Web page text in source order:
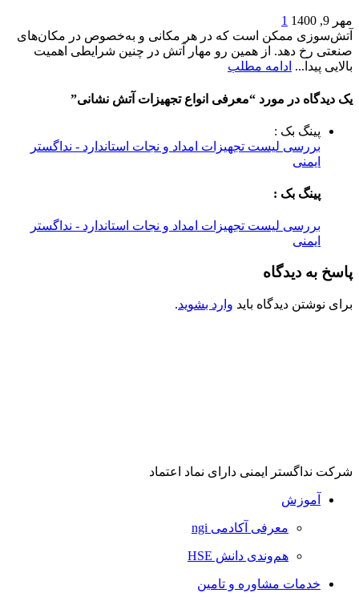
مهر 9, 1400
1
آتش‌سوزی ممکن است که در هر مکانی و به‌خصوص در مکان‌های
صنعتی رخ دهد. از همین رو مهار آتش در چنین شرایطی اهمیت
بالایی پیدا... ادامه مطلب
یک دیدگاه در مورد “معرفی انواع تجهیزات آتش نشانی”
پینگ بک :
بررسی لیست تجهیزات امداد و نجات استاندارد - نداگستر
ایمنی
پینگ بک :
بررسی لیست تجهیزات امداد و نجات استاندارد - نداگستر
ایمنی
پاسخ به دیدگاه
برای نوشتن دیدگاه باید وارد بشوید.
شرکت نداگستر ایمنی دارای نماد اعتماد
آموزش
معرفی آکادمی ngi
هم‌وندی دانش HSE
خدمات مشاوره و تامین